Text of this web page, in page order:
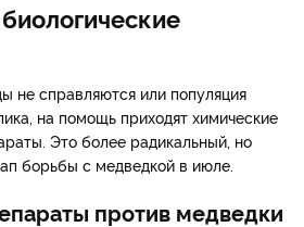
не справляются или популяция
на помощь приходят химические
Это более радикальный, но
борьбы с медведкой в июле.
против медведки